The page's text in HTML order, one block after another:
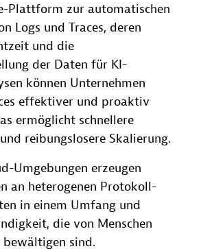
Plattform zur automatischen
Logs und Traces, deren
und die
der Daten für KI-
können Unternehmen
effektiver und proaktiv
ermöglicht schnellere
reibungslosere Skalierung.
Umgebungen erzeugen
an heterogenen Protokoll-
in einem Umfang und
die von Menschen
sind.